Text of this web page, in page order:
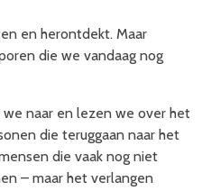
en herontdekt. Maar
die we vandaag nog
naar en lezen we over het
die teruggaan naar het
die vaak nog niet
– maar het verlangen